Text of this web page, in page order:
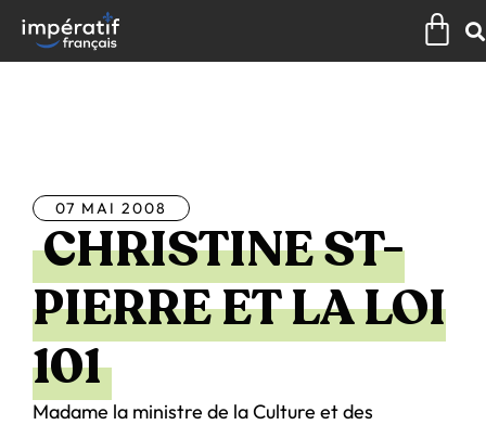
contenu
07 MAI 2008
CHRISTINE ST-
PIERRE ET LA LOI
101
Madame la ministre de la Culture et des